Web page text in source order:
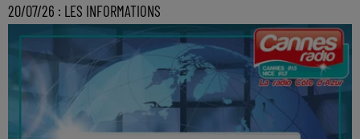
20/07/26 : LES INFORMATIONS